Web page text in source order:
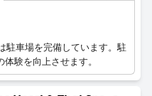
駐車場を完備しています。駐
験を向上させます。